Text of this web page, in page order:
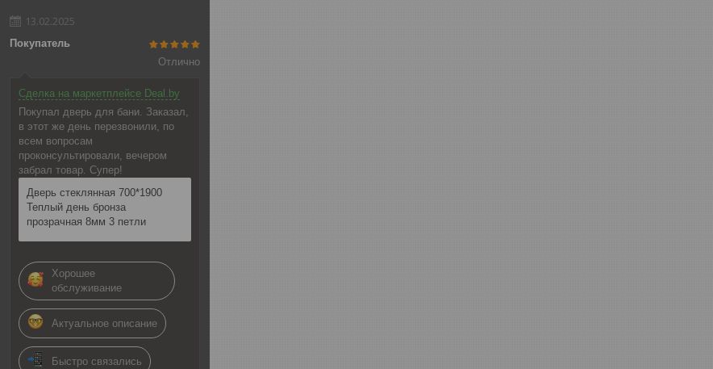
13.02.2025
Покупатель
Отлично
Сделка на маркетплейсе Deal.by
Покупал дверь для бани. Заказал,
в этот же день перезвонили, по
всем вопросам
проконсультировали, вечером
забрал товар. Супер!
Дверь стеклянная 700*1900
Теплый день бронза
прозрачная 8мм 3 петли
Хорошее
обслуживание
Актуальное описание
Быстро связались